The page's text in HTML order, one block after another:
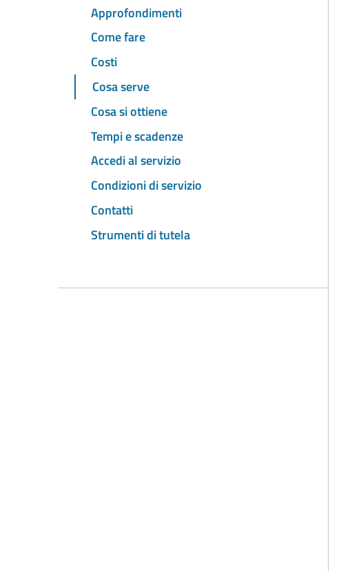
Approfondimenti
Come fare
Costi
Cosa serve
Cosa si ottiene
Tempi e scadenze
Accedi al servizio
Condizioni di servizio
Contatti
Strumenti di tutela